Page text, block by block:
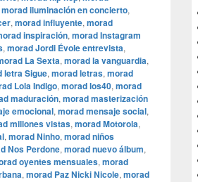
morad iluminación en concierto,
, morad influyente, morad
inspiración, morad Instagram
, morad Jordi Évole entrevista,
La Sexta, morad la vanguardia,
letra Sigue, morad letras, morad
Lola Indigo, morad los40, morad
maduración, morad masterización
emocional, morad mensaje social,
millones vistas, morad Motorola,
, morad Ninho, morad niños
Nos Perdone, morad nuevo álbum,
oyentes mensuales, morad
, morad Paz Nicki Nicole, morad